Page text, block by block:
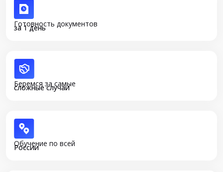
Готовность документов
за 1 день
Беремся за самые
сложные случаи
Обучение по всей
России